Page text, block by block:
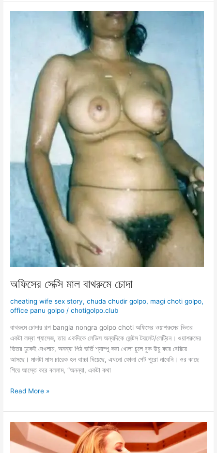
সেক্স
অফিসের সেক্সি মাল বাথরুমে চোদা
cheating wife sex story,chuda chudir golpo, magi choti golpo,
office panu golpo /chotigolpo.club
বাথরুমে চোদার গল্প bangla nongra golpo choti অফিসের ওয়াশরুমের ভিতর
একটা লম্বা প্যাসেজ, তার একদিকে লেডিস অন্যদিকে জেন্টস টয়লেট/লেট্রিন। ওয়াশরুমের
ভিতর ঢুকেই দেখলাম, অনন্যা পিঠ ভর্তি শ্যাম্পু করা খোলা চুলে বুক উচু করে বেরিয়ে
আসছে। মালটা মাস চারেক হল বাচ্চা দিয়েছে, এখনো ফোলা পেট পুরো নাবেনি। ওর কাছে
গিয়ে আস্তে করে বললাম, “অনন্যা, একটা কথা
অফিসের
মাল
বাথরুমে
চোদা
Read More »